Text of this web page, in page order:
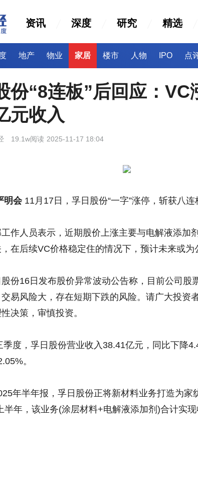
资讯 深度 研究 精选
地产 物业 家居 楼市 人物 IPO 点
份“8连板”后回应：VC
元收入
19.1w阅读 2025-11-17 18:04
明会11月17日，孚日股份“一字”涨停，斩获八连
作人员表示，近期股价上涨主要与电解液添加
在后续VC价格稳定住的情况下，预计未来或为
份16日发布股价异常波动公告称，目前公司股
易风险大，存在短期下跌的风险。请广大投资
决策，审慎投资。
季度，孚日股份营业收入38.41亿元，同比下降
。
年半年报，孚日股份正将新材料业务打造为家
半年，该业务(涂层材料+电解液添加剂)合计实